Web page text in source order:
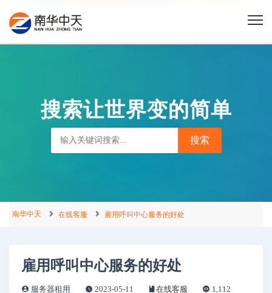
搜索让世界变的简单
南华中天 在线客服 雇用呼叫中心服务的好处
雇用呼叫中心服务的好处
服务器租用 2023-05-11 在线客服 1,112